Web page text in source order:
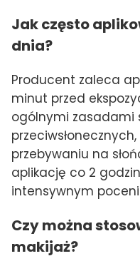
Jak często
dnia?
Producent zaleca
minut przed
ogólnymi zasadami
przebywaniu na
aplikację co 2
intensywnym
Czy można
makijaż?